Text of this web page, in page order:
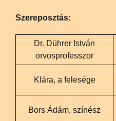
Szereposztás:
Dr. Dührer István
orvosprofesszor
Klára, a felesége
Bors Ádám, színész